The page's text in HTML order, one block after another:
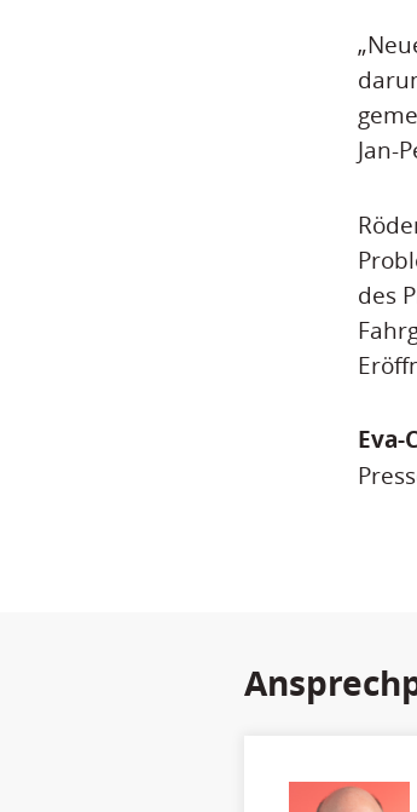
Jan-
des
Eva-